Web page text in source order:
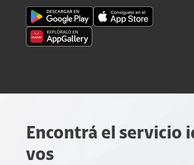
Encontrá el servicio
vos